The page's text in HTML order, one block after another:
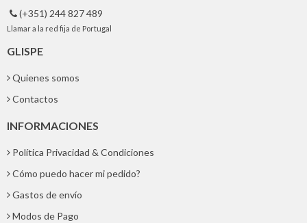
 (+351) 244 827 489
Llamar a la red fija de Portugal
GLISPE
Quienes somos
Contactos
INFORMACIONES
Política Privacidad & Condiciones
Cómo puedo hacer mi pedido?
Gastos de envío
Modos de Pago